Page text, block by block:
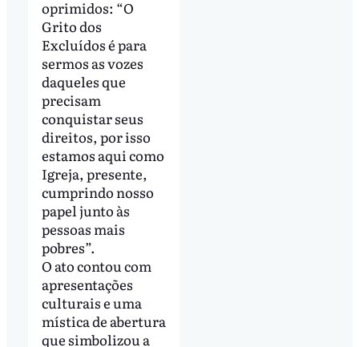
oprimidos: “O
Grito dos
Excluídos é para
sermos as vozes
daqueles que
precisam
conquistar seus
direitos, por isso
estamos aqui como
Igreja, presente,
cumprindo nosso
papel junto às
pessoas mais
pobres”.
O ato contou com
apresentações
culturais e uma
mística de abertura
que simbolizou a